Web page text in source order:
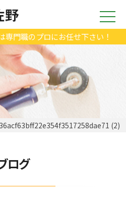
専門職のプロにお任せ下さい！
(2)
ログ